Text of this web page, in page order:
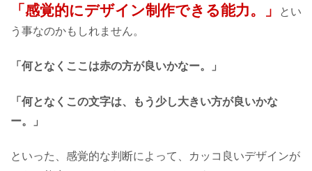
「感覚的にデザイン制作できる能力。」
とい
う事なのかもしれません。
「何となくここは赤の方が良いかなー。」
「何となくこの文字は、
もう少し大きい方が良いかな
ー。」
といった、感覚的な判断によって、 カッコ良いデザインが